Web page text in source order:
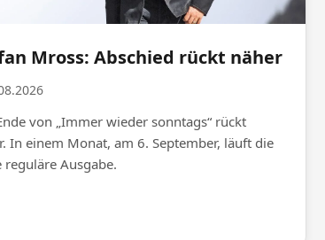
Mross: Abschied rückt näher
von „Immer wieder sonntags“ rückt
In einem Monat, am 6. September, läuft die
reguläre Ausgabe.